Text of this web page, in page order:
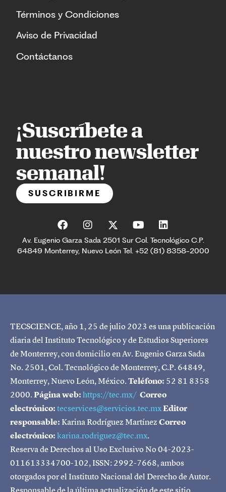
Términos y Condiciones
Aviso de Privacidad
Contáctanos
¡Suscríbete a
nuestro newsletter
semanal!
SUSCRIBIRME
Av. Eugenio Garza Sada 2501 Sur Col. Tecnológico C.P.
64849 Monterrey, Nuevo León Tel. +52 (81) 8358-2000
TECSCIENCE, año 1, 25 de julio 2023 es una publicación
diaria del Instituto Tecnológico y de Estudios Superiores
de Monterrey, con domicilio en Av. Eugenio Garza Sada
No. 2501, Col. Tecnológico de Monterrey, C.P. 64849,
Monterrey, Nuevo León, México.Teléfono: 52 81 8358
2000.Página web:https://tec.mx/ Correo
electrónico:tecservices@servicios.tec.mxEditor
responsable:Karina Rodríguez MartínezCorreo
electrónico:karina.rodriguez@tec.mx.
Reserva de Derechos al Uso Exclusivo No 04-2023-
011613334700-102, ISSN: 2992-7668, ambos
otorgados por el Instituto Nacional del Derecho de Autor.
Responsable de la última actualización de este sitio,